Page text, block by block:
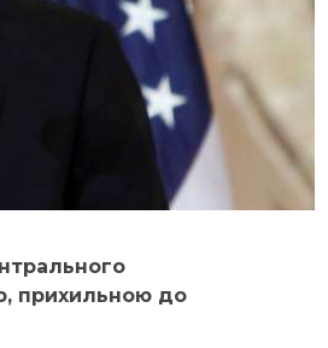
прихильною до